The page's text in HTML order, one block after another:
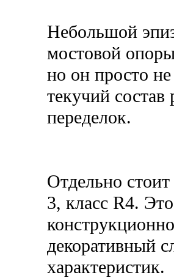
Небольшой
мостовой
но он просто
текучий
переделок.
Отдельно стоит
3, класс R4.
декоративный
характеристик.